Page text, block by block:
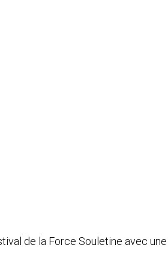
de la Force Souletine avec une…